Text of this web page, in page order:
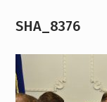
SHA_8376